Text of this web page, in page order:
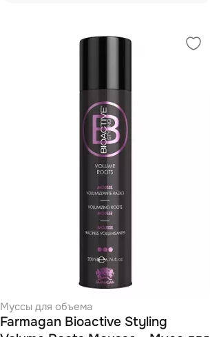
Муссы для объема
Farmagan Bioactive Styling